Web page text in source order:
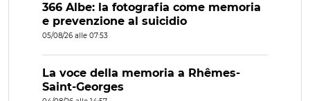
366 Albe: la fotografia come memoria
e prevenzione al suicidio
05/08/26 alle 07:53
La voce della memoria a Rhêmes-
Saint-Georges